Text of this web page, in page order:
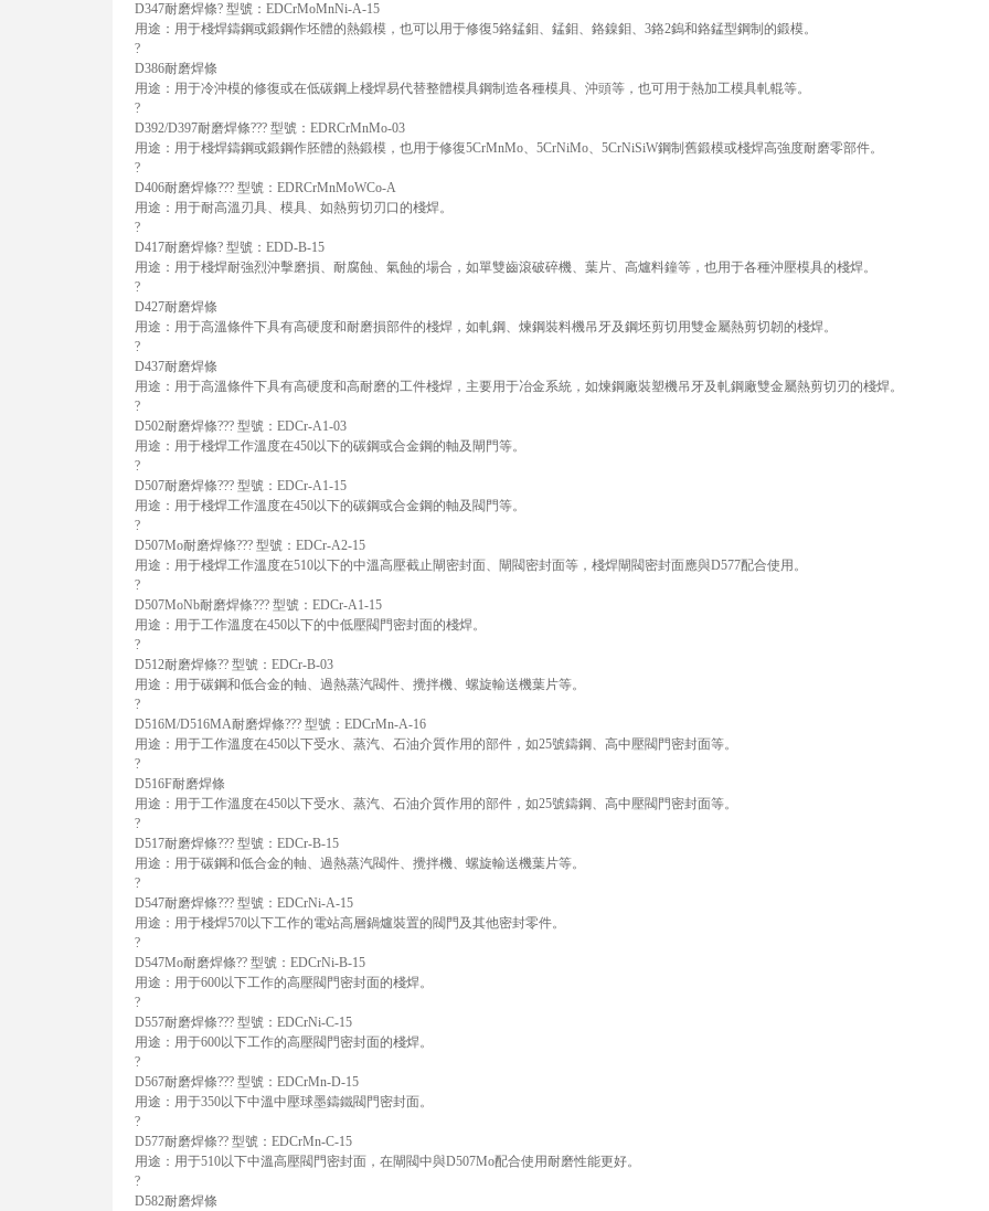
D347耐磨焊條? 型號：EDCrMoMnNi-A-15
用途：用于棧焊鑄鋼或鍛鋼作坯體的熱鍛模，也可以用于修復5鉻錳鉬、錳鉬、鉻鎳鉬、3鉻2鎢和鉻錳型鋼制的鍛模。
?
D386耐磨焊條
用途：用于冷沖模的修復或在低碳鋼上棧焊易代替整體模具鋼制造各種模具、沖頭等，也可用于熱加工模具軋輥等。
?
D392/D397耐磨焊條??? 型號：EDRCrMnMo-03
用途：用于棧焊鑄鋼或鍛鋼作胚體的熱鍛模，也用于修復5CrMnMo、5CrNiMo、5CrNiSiW鋼制舊鍛模或棧焊高強度耐磨零部件。
?
D406耐磨焊條??? 型號：EDRCrMnMoWCo-A
用途：用于耐高溫刃具、模具、如熱剪切刃口的棧焊。
?
D417耐磨焊條? 型號：EDD-B-15
用途：用于棧焊耐強烈沖擊磨損、耐腐蝕、氣蝕的場合，如單雙齒滾破碎機、葉片、高爐料鐘等，也用于各種沖壓模具的棧焊。
?
D427耐磨焊條
用途：用于高溫條件下具有高硬度和耐磨損部件的棧焊，如軋鋼、煉鋼裝料機吊牙及鋼坯剪切用雙金屬熱剪切韌的棧焊。
?
D437耐磨焊條
用途：用于高溫條件下具有高硬度和高耐磨的工件棧焊，主要用于冶金系統，如煉鋼廠裝塑機吊牙及軋鋼廠雙金屬熱剪切刃的棧焊。
?
D502耐磨焊條??? 型號：EDCr-A1-03
用途：用于棧焊工作溫度在450以下的碳鋼或合金鋼的軸及閘門等。
?
D507耐磨焊條??? 型號：EDCr-A1-15
用途：用于棧焊工作溫度在450以下的碳鋼或合金鋼的軸及閥門等。
?
D507Mo耐磨焊條??? 型號：EDCr-A2-15
用途：用于棧焊工作溫度在510以下的中溫高壓截止閘密封面、閘閥密封面等，棧焊閘閥密封面應與D577配合使用。
?
D507MoNb耐磨焊條??? 型號：EDCr-A1-15
用途：用于工作溫度在450以下的中低壓閥門密封面的棧焊。
?
D512耐磨焊條?? 型號：EDCr-B-03
用途：用于碳鋼和低合金的軸、過熱蒸汽閥件、攪拌機、螺旋輸送機葉片等。
?
D516M/D516MA耐磨焊條??? 型號：EDCrMn-A-16
用途：用于工作溫度在450以下受水、蒸汽、石油介質作用的部件，如25號鑄鋼、高中壓閥門密封面等。
?
D516F耐磨焊條
用途：用于工作溫度在450以下受水、蒸汽、石油介質作用的部件，如25號鑄鋼、高中壓閥門密封面等。
?
D517耐磨焊條??? 型號：EDCr-B-15
用途：用于碳鋼和低合金的軸、過熱蒸汽閥件、攪拌機、螺旋輸送機葉片等。
?
D547耐磨焊條??? 型號：EDCrNi-A-15
用途：用于棧焊570以下工作的電站高層鍋爐裝置的閥門及其他密封零件。
?
D547Mo耐磨焊條?? 型號：EDCrNi-B-15
用途：用于600以下工作的高壓閥門密封面的棧焊。
?
D557耐磨焊條??? 型號：EDCrNi-C-15
用途：用于600以下工作的高壓閥門密封面的棧焊。
?
D567耐磨焊條??? 型號：EDCrMn-D-15
用途：用于350以下中溫中壓球墨鑄鐵閥門密封面。
?
D577耐磨焊條?? 型號：EDCrMn-C-15
用途：用于510以下中溫高壓閥門密封面，在閘閥中與D507Mo配合使用耐磨性能更好。
?
D582耐磨焊條